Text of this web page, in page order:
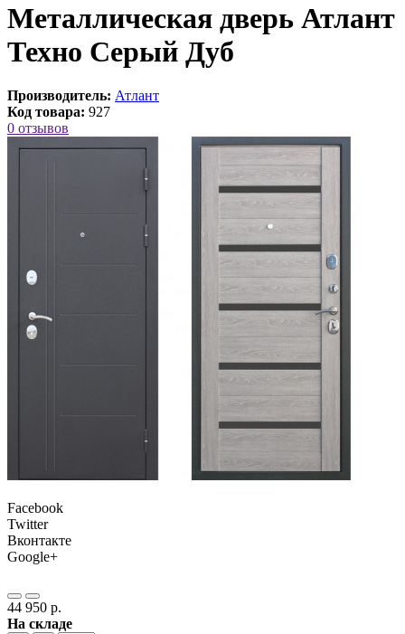
Металлическая дверь Атлант
Техно Серый Дуб
Производитель: Атлант
Код товара: 927
0 отзывов
Facebook
Twitter
Вконтакте
Google+
44 950 р.
На складе